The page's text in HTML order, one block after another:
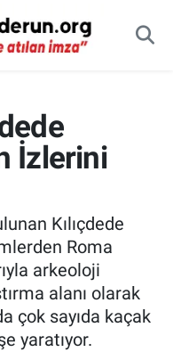
İzlerini
Kılıçdede
Roma
arkeoloji
alanı olarak
çok sayıda kaçak
yaratıyor.